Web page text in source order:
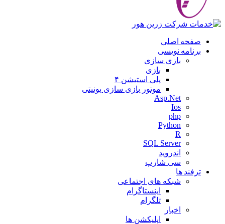
صفحه اصلی
برنامه نویسی
بازی سازی
بازی
پلی استیشن ۴
موتور بازی سازی یونیتی
Asp.Net
Ios
php
Python
R
SQL Server
اندروید
سی شارپ
ترفند ها
شبکه های اجتماعی
اینستاگرام
تلگرام
اخبار
اپلیکشن ها